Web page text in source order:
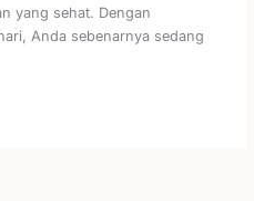
yang sehat. Dengan
Anda sebenarnya sedang